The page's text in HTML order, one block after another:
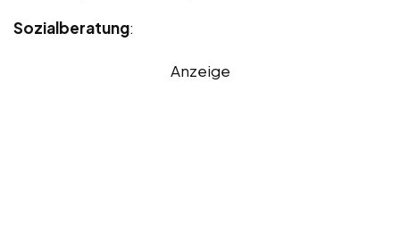
Sozialberatung:
Anzeige